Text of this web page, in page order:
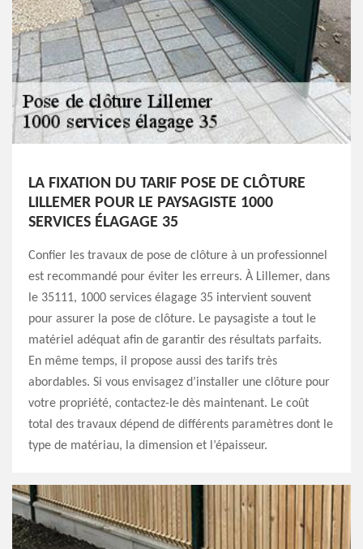
LA FIXATION DU TARIF POSE DE CLÔTURE
LILLEMER POUR LE PAYSAGISTE 1000
SERVICES ÉLAGAGE 35
Confier les travaux de pose de clôture à un professionnel
est recommandé pour éviter les erreurs. À Lillemer, dans
le 35111, 1000 services élagage 35 intervient souvent
pour assurer la pose de clôture. Le paysagiste a tout le
matériel adéquat afin de garantir des résultats parfaits.
En même temps, il propose aussi des tarifs très
abordables. Si vous envisagez d’installer une clôture pour
votre propriété, contactez-le dès maintenant. Le coût
total des travaux dépend de différents paramètres dont le
type de matériau, la dimension et l’épaisseur.